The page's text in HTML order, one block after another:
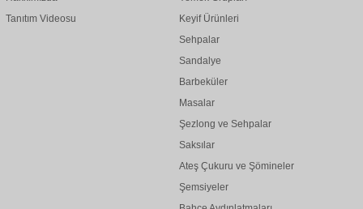
Tanıtım Videosu
Keyif Ürünleri
Sehpalar
Sandalye
Barbeküler
Masalar
Şezlong ve Sehpalar
Saksılar
Ateş Çukuru ve Şömineler
Şemsiyeler